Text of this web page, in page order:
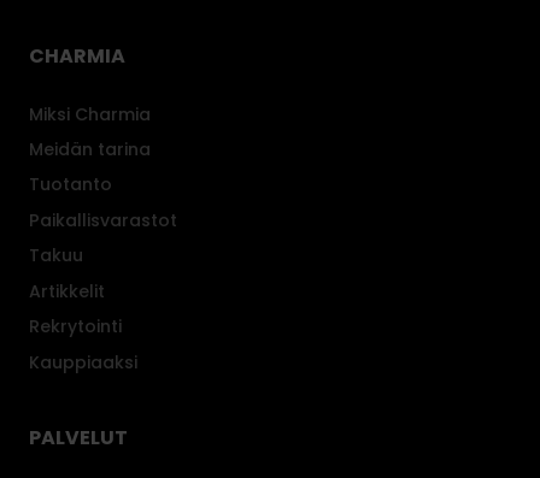
CHARMIA
Miksi Charmia
Meidän tarina
Tuotanto
Paikallisvarastot
Takuu
Artikkelit
Rekrytointi
Kauppiaaksi
PALVELUT